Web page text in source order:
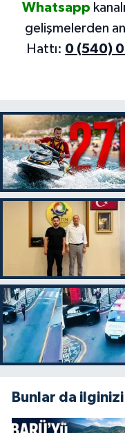
Whatsapp
gelişmelerden
Hattı: 0 (540)
Bunlar da